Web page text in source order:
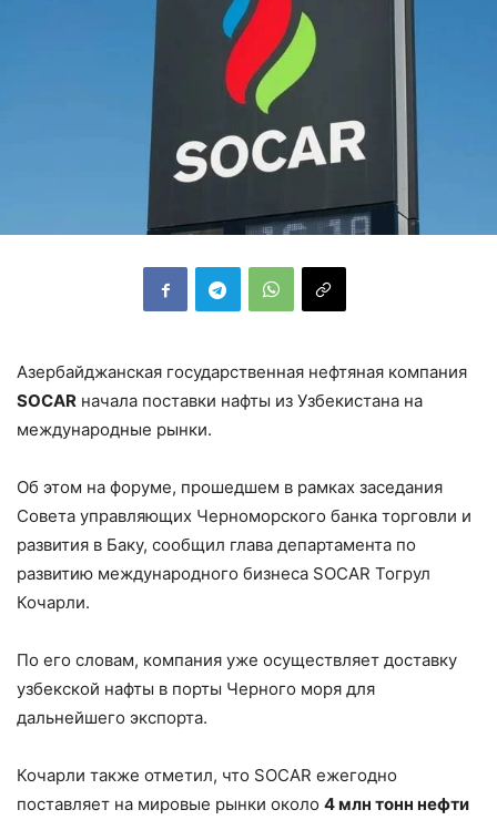
Азербайджанская государственная нефтяная компания
SOCAR начала поставки нафты из Узбекистана на
международные рынки.
Об этом на форуме, прошедшем в рамках заседания
Совета управляющих Черноморского банка торговли и
развития в Баку, сообщил глава департамента по
развитию международного бизнеса SOCAR Тогрул
Кочарли.
По его словам, компания уже осуществляет доставку
узбекской нафты в порты Черного моря для
дальнейшего экспорта.
Кочарли также отметил, что SOCAR ежегодно
поставляет на мировые рынки около 4 млн тонн нефти